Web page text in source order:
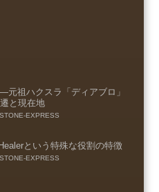
祖ハクスラ「ディアブロ」
と現在地
EXPRESS
という特殊な役割の特徴
EXPRESS